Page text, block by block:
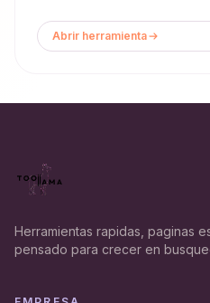
Abrir herramienta
Herramientas rapidas, paginas
pensado para crecer en